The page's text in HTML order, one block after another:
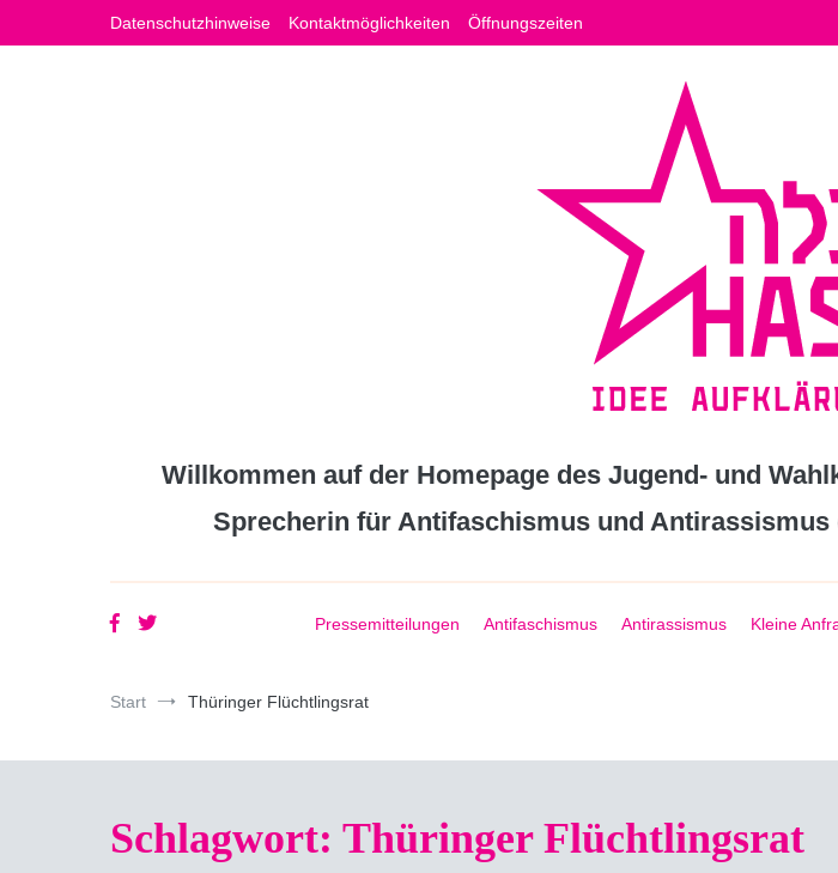
springen
Datenschutzhinweise Kontaktmöglichkeiten Öffnungszeiten
Willkommen auf der Homepage des Jugend- und
Sprecherin für Antifaschismus und
Pressemitteilungen Antifaschismus Antirassismus Kleine
Start Thüringer Flüchtlingsrat
Schlagwort: Thüringer Flüchtlingsrat